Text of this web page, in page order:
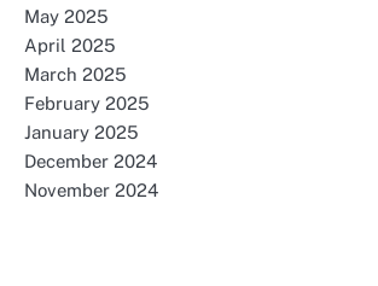
May 2025
April 2025
March 2025
February 2025
January 2025
December 2024
November 2024